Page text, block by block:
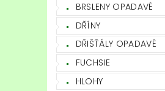
BRSLENY OPADAVÉ
DŘÍNY
DŘIŠŤÁLY OPADAVÉ
FUCHSIE
HLOHY